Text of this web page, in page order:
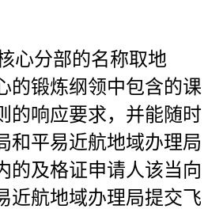
分部的名称取地
的锻炼纲领中包含的课
的响应要求，并能随时
和平易近航地域办理局
的及格证申请人该当向
近航地域办理局提交飞